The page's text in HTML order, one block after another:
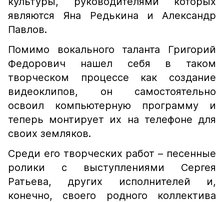
являются Яна Редькина и Александр
Павлов.
Помимо вокального таланта Григорий
Федорович нашел себя в таком
творческом процессе как создание
видеоклипов, он самостоятельно
освоил компьютерную программу и
теперь монтирует их на телефоне для
своих земляков.
Среди его творческих работ – песенные
ролики с выступлениями Сергея
Ратьева, других исполнителей и,
конечно, своего родного коллектива